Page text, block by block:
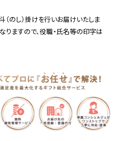
（のし）掛けを行いお届けいたしま
りますので、役職・氏名等の印字は